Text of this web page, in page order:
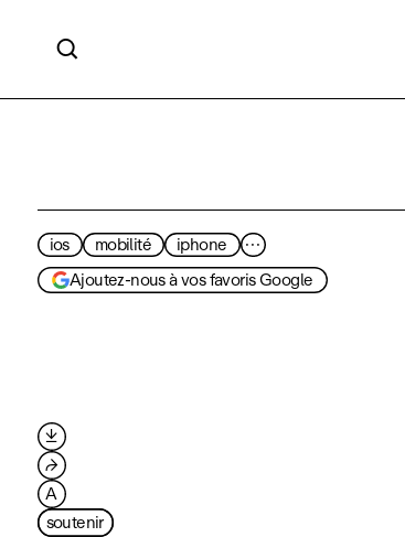

ios mobilité iphone
···
Ajoutez-nous à vos favoris Google

⮫
A
soutenir